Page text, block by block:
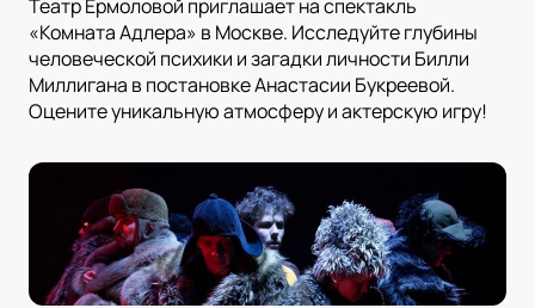
Театр Ермоловой приглашает на спектакль
«Комната Адлера» в Москве. Исследуйте глубины
человеческой психики и загадки личности Билли
Миллигана в постановке Анастасии Букреевой.
Оцените уникальную атмосферу и актерскую игру!